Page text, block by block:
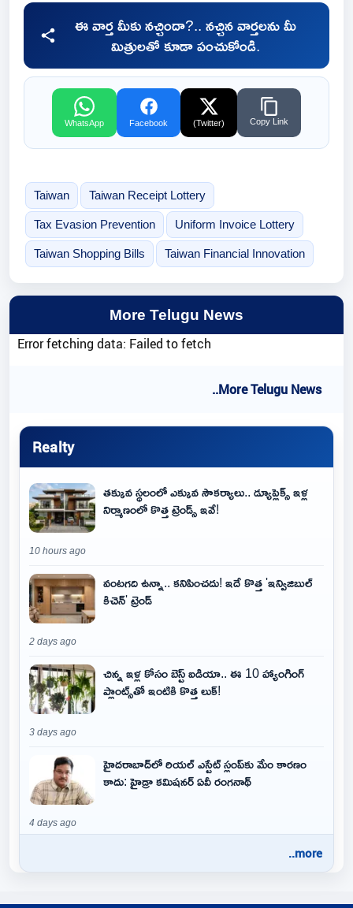
ఈ వార్త మీకు నచ్చిందా?.. నచ్చిన వార్తలను మీ
మిత్రులతో కూడా పంచుకోండి.
WhatsApp Facebook (Twitter) Copy Link
Taiwan Taiwan Receipt Lottery
Tax Evasion Prevention Uniform Invoice Lottery
Taiwan Shopping Bills Taiwan Financial Innovation
More Telugu News
Error fetching data: Failed to fetch
..More Telugu News
Realty
తక్కువ స్థలంలో ఎక్కువ సౌకర్యాలు.. డ్యూప్లెక్స్ ఇళ్ల
నిర్మాణంలో కొత్త ట్రెండ్స్ ఇవే!
10 hours ago
వంటగది ఉన్నా.. కనిపించదు! ఇదే కొత్త 'ఇన్విజిబుల్
కిచెన్' ట్రెండ్
2 days ago
చిన్న ఇళ్ల కోసం బెస్ట్ ఐడియా.. ఈ 10 హ్యాంగింగ్
ప్లాంట్స్‌తో ఇంటికి కొత్త లుక్!
3 days ago
హైదరాబాద్‌లో రియల్ ఎస్టేట్ స్లంప్‌కు మేం కారణం
కాదు: హైడ్రా కమిషనర్ ఏవీ రంగనాథ్
4 days ago
..more